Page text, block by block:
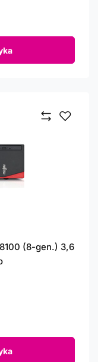
(8-gen.) 3,6